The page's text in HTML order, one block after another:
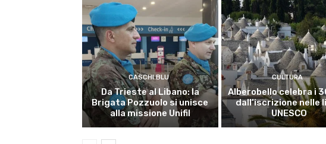
CASCHI BLU
Da Trieste al Libano: la
Brigata Pozzuolo si unisce
alla missione Unifil
CULTURA
Alberobello celebra i
dall’iscrizione nelle
UNESCO